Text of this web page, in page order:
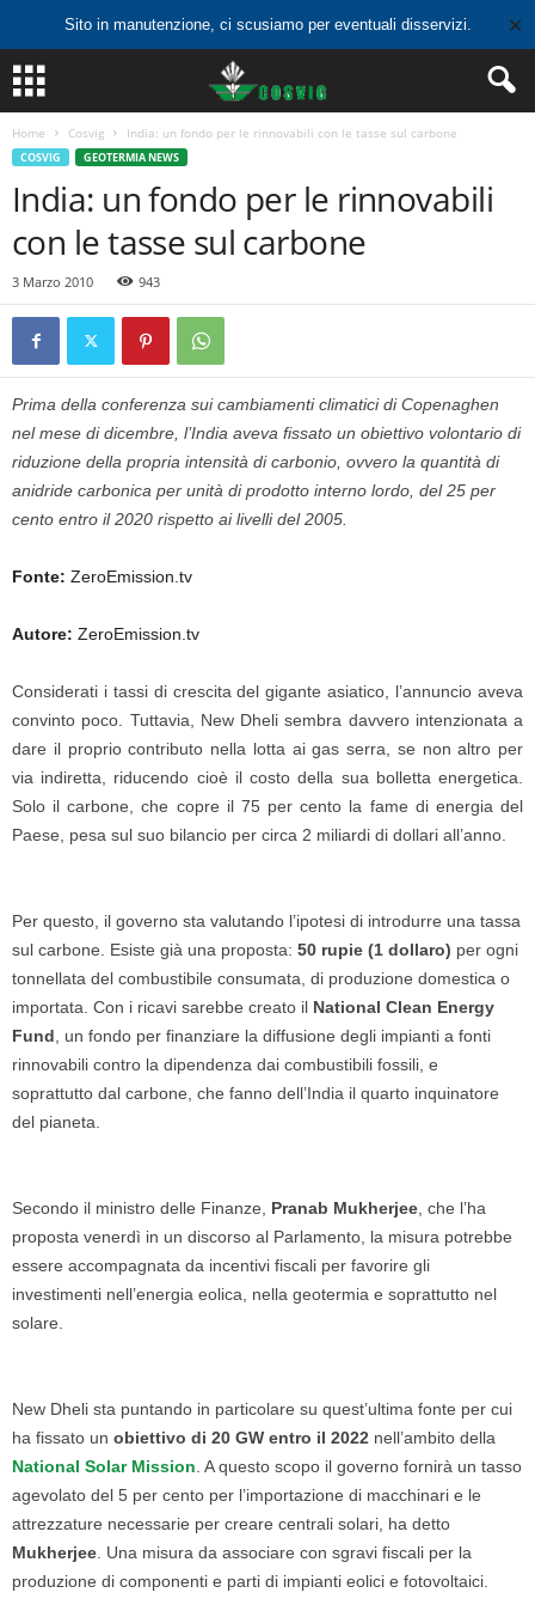
Sito in manutenzione, ci scusiamo per eventuali disservizi. ✕
Home Cosvig India: un fondo per le rinnovabili con le tasse sul carbone
COSVIG GEOTERMIA NEWS
India: un fondo per le rinnovabili
con le tasse sul carbone
3 Marzo 2010 943
Prima della conferenza sui cambiamenti climatici di Copenaghen
nel mese di dicembre, l’India aveva fissato un obiettivo volontario di
riduzione della propria intensità di carbonio, ovvero la quantità di
anidride carbonica per unità di prodotto interno lordo, del 25 per
cento entro il 2020 rispetto ai livelli del 2005.
Fonte: ZeroEmission.tv
Autore: ZeroEmission.tv
Considerati i tassi di crescita del gigante asiatico, l’annuncio aveva
convinto poco. Tuttavia, New Dheli sembra davvero intenzionata a
dare il proprio contributo nella lotta ai gas serra, se non altro per
via indiretta, riducendo cioè il costo della sua bolletta energetica.
Solo il carbone, che copre il 75 per cento la fame di energia del
Paese, pesa sul suo bilancio per circa 2 miliardi di dollari all’anno.
Per questo, il governo sta valutando l’ipotesi di introdurre una tassa
sul carbone. Esiste già una proposta: 50 rupie (1 dollaro) per ogni
tonnellata del combustibile consumata, di produzione domestica o
importata. Con i ricavi sarebbe creato il National Clean Energy
Fund , un fondo per finanziare la diffusione degli impianti a fonti
rinnovabili contro la dipendenza dai combustibili fossili, e
soprattutto dal carbone, che fanno dell’India il quarto inquinatore
del pianeta.
Secondo il ministro delle Finanze, Pranab Mukherjee , che l’ha
proposta venerdì in un discorso al Parlamento, la misura potrebbe
essere accompagnata da incentivi fiscali per favorire gli
investimenti nell’energia eolica, nella geotermia e soprattutto nel
solare.
New Dheli sta puntando in particolare su quest’ultima fonte per cui
ha fissato un obiettivo di 20 GW entro il 2022 nell’ambito della
National Solar Mission . A questo scopo il governo fornirà un tasso
agevolato del 5 per cento per l’importazione di macchinari e le
attrezzature necessarie per creare centrali solari, ha detto
Mukherjee . Una misura da associare con sgravi fiscali per la
produzione di componenti e parti di impianti eolici e fotovoltaici.